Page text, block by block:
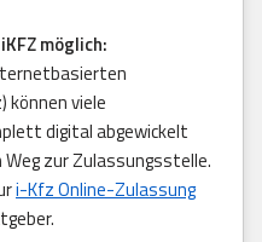
möglich:
können viele
digital abgewickelt
zur Zulassungsstelle.
i-Kfz Online-Zulassung